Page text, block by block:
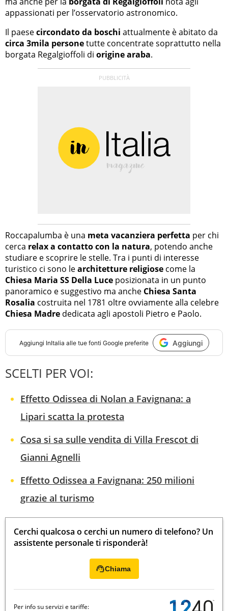
appassionati per l’osservatorio astronomico.
Il paesecircondato da boschi attualmente è abitato da
circa 3mila personetutte concentrate soprattutto nella
borgata Regalgioffoli di origine araba.
Roccapalumba è una meta vacanziera perfetta per chi
cerca relax a contatto con la natura, potendo anche
studiare e scoprire le stelle. Tra i punti di interesse
turistico ci sono learchitetture religiose come la
Chiesa Maria SS Della Luce posizionata in un punto
panoramico e suggestivo ma anche Chiesa Santa
Rosalia costruita nel 1781 oltre ovviamente alla celebre
Chiesa Madre dedicata agli apostoli Pietro e Paolo.
Aggiungi InItalia alle tue fonti Google preferite Aggiungi
SCELTI PER VOI:
Effetto Odissea di Nolan a Favignana: a
Lipari scatta la protesta
Cosa si sa sulle vendita di Villa Frescot di
Gianni Agnelli
Effetto Odissea a Favignana: 250 milioni
grazie al turismo
Cerchi qualcosa o cerchi un numero di telefono? Un
assistente personale ti risponderà!
Chiama
Per info su servizi e tariffe: